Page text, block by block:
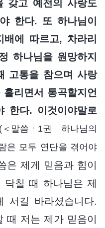
갖고 예전의 사랑도
한다. 또 하나님이
에 따르고, 차라리
하나님을 원망하지
고통을 참으며 사랑
리면서 통곡할지언
한다. 이것이야말로
(＜말씀ㆍ1권 하나님의
은 모두 연단을 겪어야
은 제게 믿음과 힘이
닥칠 때 하나님은 제
서길 바라셨습니다.
때 저는 제가 믿음이